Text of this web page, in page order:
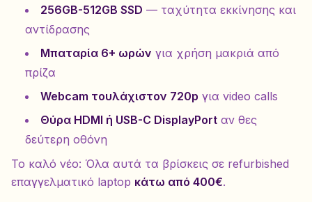
256GB-512GB SSD — ταχύτητα εκκίνησης και
αντίδρασης
Μπαταρία 6+ ωρών για χρήση μακριά από
πρίζα
Webcam τουλάχιστον 720p για video calls
Θύρα HDMI ή USB-C DisplayPort αν θες
δεύτερη οθόνη
Το καλό νέο: Όλα αυτά τα βρίσκεις σε refurbished
επαγγελματικό laptop κάτω από 400€.